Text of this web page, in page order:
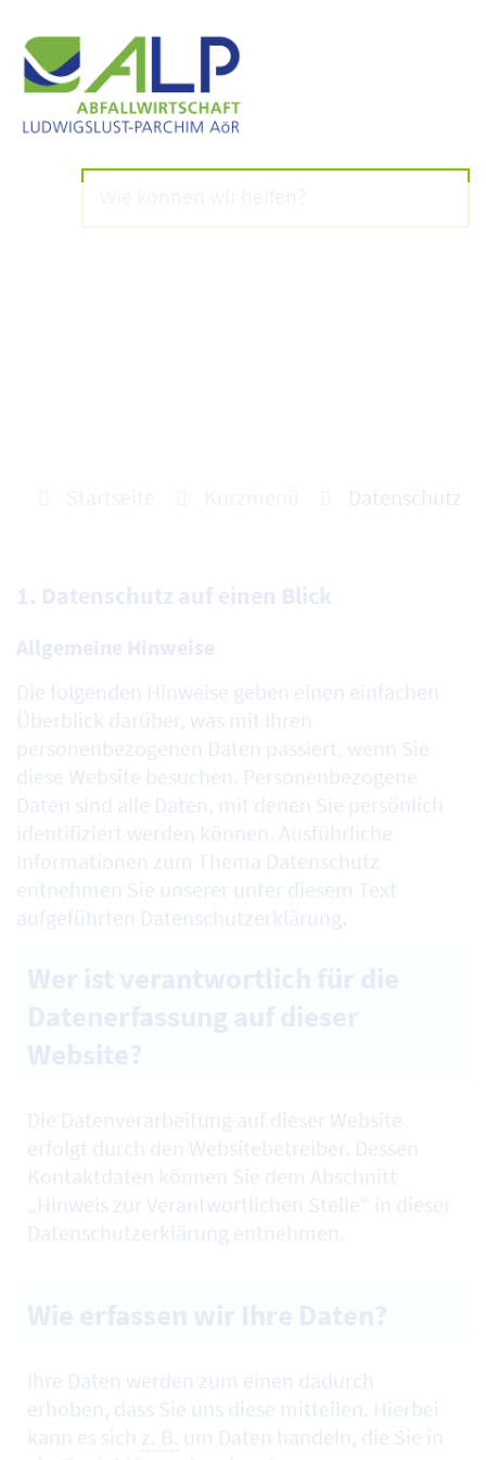
Datenschutz
1. Datenschutz auf einen Blick
Allgemeine Hinweise
Die folgenden Hinweise geben einen einfachen
Überblick darüber, was mit Ihren
personenbezogenen Daten passiert, wenn Sie
diese Website besuchen. Personenbezogene
Daten sind alle Daten, mit denen Sie persönlich
identifiziert werden können. Ausführliche
Informationen zum Thema Datenschutz
entnehmen Sie unserer unter diesem Text
aufgeführten Datenschutzerklärung.
Die Datenverarbeitung auf dieser Website
erfolgt durch den Websitebetreiber. Dessen
Kontaktdaten können Sie dem Abschnitt
„Hinweis zur Verantwortlichen Stelle“ in dieser
Datenschutzerklärung entnehmen.
Ihre Daten werden zum einen dadurch
erhoben, dass Sie uns diese mitteilen. Hierbei
kann es sich z. B. um Daten handeln, die Sie in